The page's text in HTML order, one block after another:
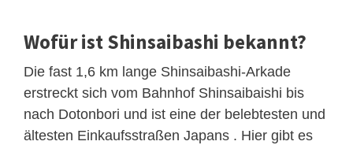
Wofür ist Shinsaibashi bekannt?
Die fast 1,6 km lange Shinsaibashi-Arkade
erstreckt sich vom Bahnhof Shinsaibaishi bis
nach Dotonbori und ist eine der belebtesten und
ältesten Einkaufsstraßen Japans . Hier gibt es